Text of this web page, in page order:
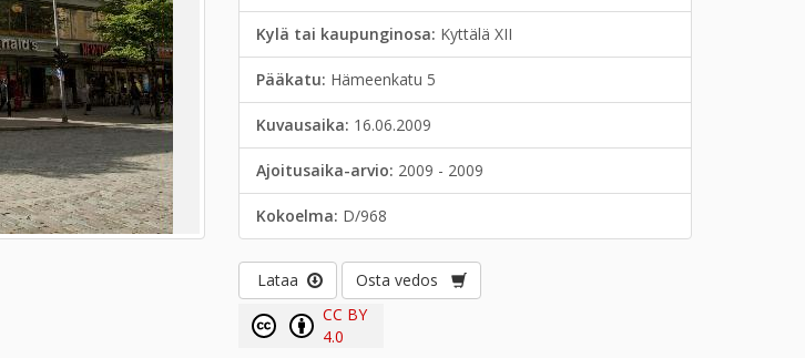
Kylä tai kaupunginosa: Kyttälä XII
Pääkatu: Hämeenkatu 5
Kuvausaika: 16.06.2009
Ajoitusaika-arvio: 2009 - 2009
Kokoelma: D/968
Lataa
Osta vedos
CC BY
4.0